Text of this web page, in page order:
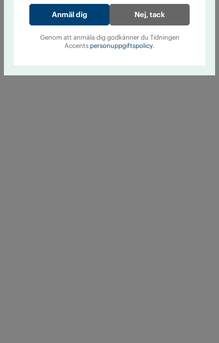
Nej, tack
Genom att anmäla dig godkänner du Tidningen
Accents personuppgiftspolicy.